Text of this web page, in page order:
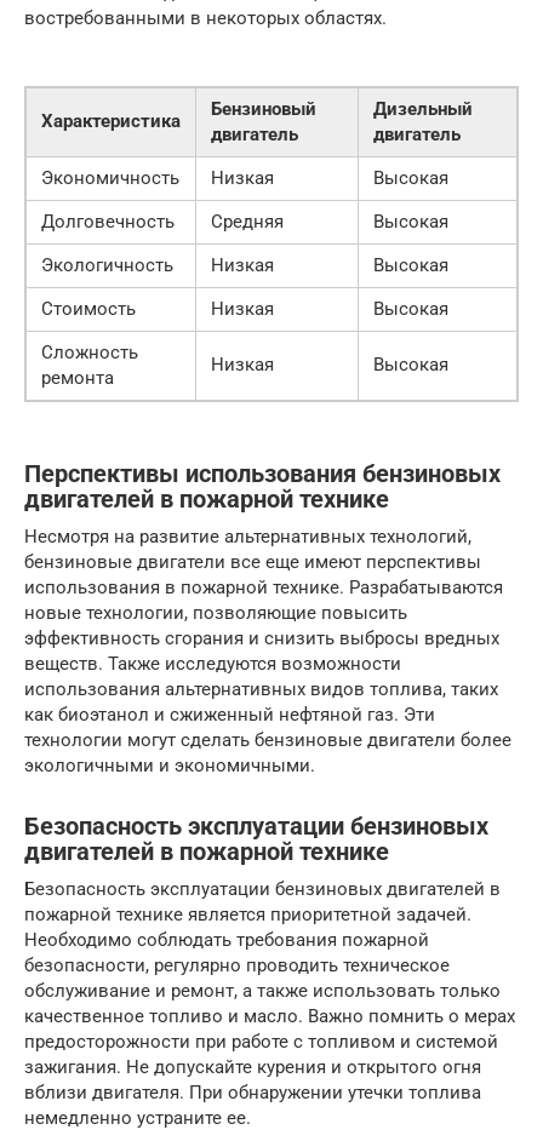
востребованными в некоторых областях.
Характеристика
Бензиновый
двигатель
Дизельный
двигатель
Экономичность
Низкая
Высокая
Долговечность
Средняя
Высокая
Экологичность
Низкая
Высокая
Стоимость
Низкая
Высокая
Сложность
ремонта
Низкая Высокая
Перспективы использования бензиновых
двигателей в пожарной технике
Несмотря на развитие альтернативных технологий,
бензиновые двигатели все еще имеют перспективы
использования в пожарной технике. Разрабатываются
новые технологии, позволяющие повысить
эффективность сгорания и снизить выбросы вредных
веществ. Также исследуются возможности
использования альтернативных видов топлива, таких
как биоэтанол и сжиженный нефтяной газ. Эти
технологии могут сделать бензиновые двигатели более
экологичными и экономичными.
Безопасность эксплуатации бензиновых
двигателей в пожарной технике
Безопасность эксплуатации бензиновых двигателей в
пожарной технике является приоритетной задачей.
Необходимо соблюдать требования пожарной
безопасности, регулярно проводить техническое
обслуживание и ремонт, а также использовать только
качественное топливо и масло. Важно помнить о мерах
предосторожности при работе с топливом и системой
зажигания. Не допускайте курения и открытого огня
вблизи двигателя. При обнаружении утечки топлива
немедленно устраните ее.